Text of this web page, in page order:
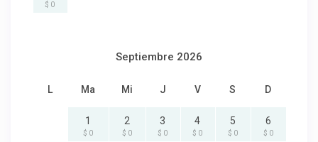
$ 0
Septiembre 2026
L Ma Mi J V S D
1
$ 0
2
$ 0
3
$ 0
4
$ 0
5
$ 0
6
$ 0